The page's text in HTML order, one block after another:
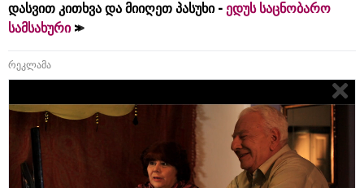
დასვით კითხვა და მიიღეთ პასუხი - ედუს საცნობარო
სამსახური
რეკლამა